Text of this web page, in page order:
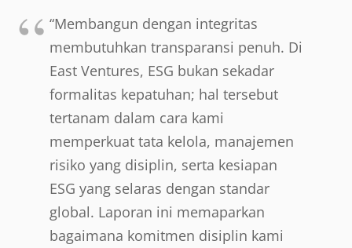
“Membangun dengan integritas
membutuhkan transparansi penuh. Di
East Ventures, ESG bukan sekadar
formalitas kepatuhan; hal tersebut
tertanam dalam cara kami
memperkuat tata kelola, manajemen
risiko yang disiplin, serta kesiapan
ESG yang selaras dengan standar
global. Laporan ini memaparkan
bagaimana komitmen disiplin kami